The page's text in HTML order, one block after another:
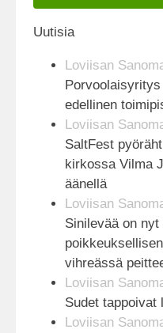
Uutisia
Loviisan
edellinen
Loviisan
SaltFest
kirkossa Vilma
äänellä
Loviisan
Sinilevää on
vihreässä
Loviisan
Sudet tappoivat
Loviisan